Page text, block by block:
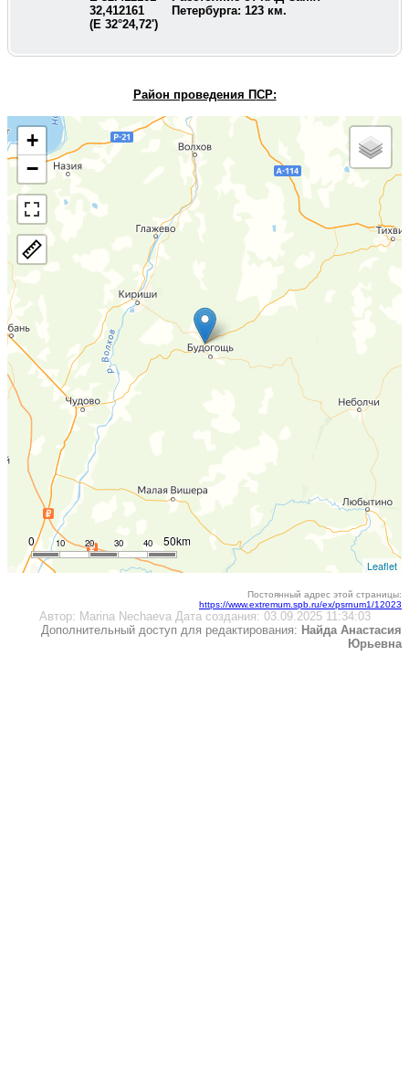
32,412161
(E 32°24,72')
Петербурга: 123 км.
Район проведения ПСР:
+
−
10
0 20 30 40 50km
Leaflet
Постоянный адрес этой страницы:
https://www.extremum.spb.ru/ex/psrnum1/12023
Автор: Marina NechaevaДата создания: 03.09.2025 11:34:03
Дополнительный доступ для редактирования: Найда Анастасия
Юрьевна